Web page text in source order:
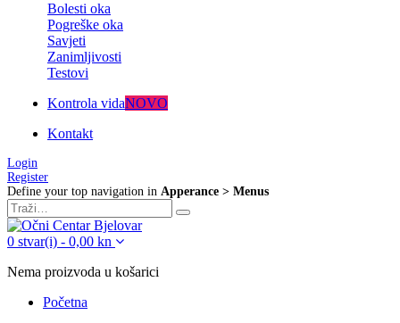
Bolesti oka
Pogreške oka
Savjeti
Zanimljivosti
Testovi
Kontrola vidaNOVO
Kontakt
Login
Register
Define your top navigation in Apperance > Menus
0 stvar(i) - 0,00 kn
Nema proizvoda u košarici
Početna